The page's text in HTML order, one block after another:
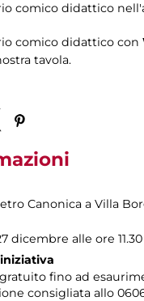
comico didattico
comico didattico con
tavola.
Canonica a Villa
dicembre alle ore 11.30
fino ad
consigliata allo